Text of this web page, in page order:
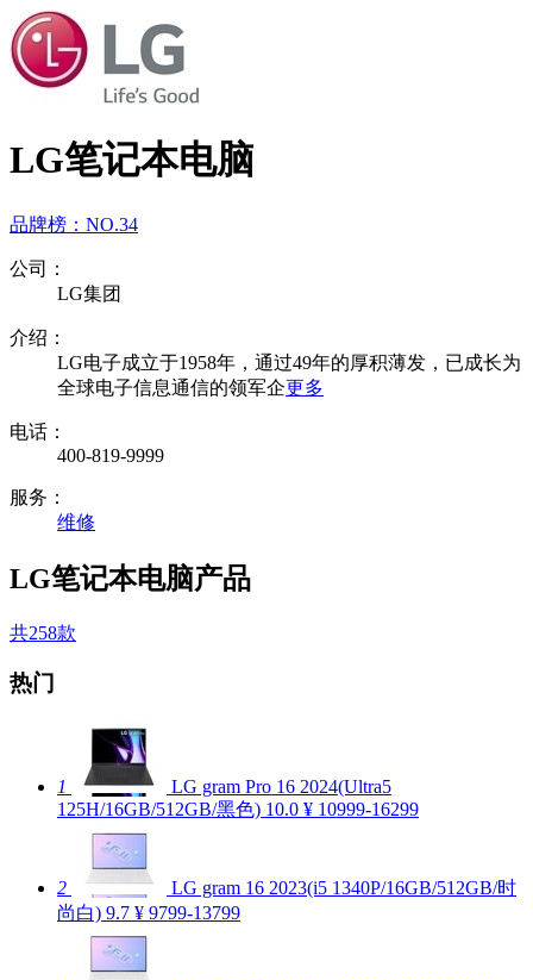
LG笔记本电脑
品牌榜： NO.34
公司：
LG集团
介绍：
LG电子成立于1958年，通过49年的厚积薄发，已成长为
全球电子信息通信的领军企更多
电话：
400-819-9999
服务：
维修
LG笔记本电脑产品
共258款
热门
1
LG gram Pro 16 2024(Ultra5
125H/16GB/512GB/黑色) 10.0 ¥ 10999-16299
2
LG gram 16 2023(i5 1340P/16GB/512GB/时
尚白) 9.7 ¥ 9799-13799